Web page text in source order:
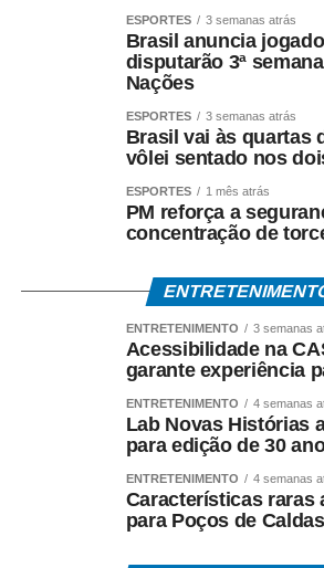
Ganha Tempo Central e um posto
Ganha Tempo da Zona Leste. Para
defesa do consumidor, também é
contato pelo Disk Denúncia 0800 000
(66) 99938 1091.
WhatsApp
Facebook
Twitter
ESPORTES 3 semanas atrás
Brasil anuncia
disputarão 3ª
Nações
ESPORTES 3 semanas atrás
Brasil vai às quartas
vôlei sentado nos
ESPORTES 1 mês atrás
PM reforça a
concentração de
ENTRETENIMENTO 3 semanas
Acessibilidade na
garante experiência
ENTRETENIMENTO 4 semanas
Lab Novas Histórias
para edição de 30
ENTRETENIMENTO 4 semanas
Características raras
para Poços de Caldas